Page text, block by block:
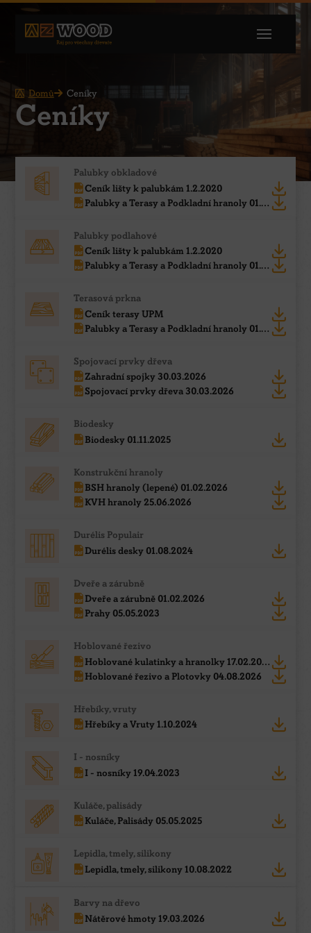
Domů Ceníky
Ceníky
Palubky obkladové
Ceník lišty k palubkám 1.2.2020
Palubky a Terasy a Podkladní hranoly 01.05.2026
Palubky podlahové
Ceník lišty k palubkám 1.2.2020
Palubky a Terasy a Podkladní hranoly 01.05.2026
Terasová prkna
Ceník terasy UPM
Palubky a Terasy a Podkladní hranoly 01.05.2026
Spojovací prvky dřeva
Zahradní spojky 30.03.2026
Spojovací prvky dřeva 30.03.2026
Biodesky
Biodesky 01.11.2025
Konstrukční hranoly
BSH hranoly (lepené) 01.02.2026
KVH hranoly 25.06.2026
Durélis Populair
Durélis desky 01.08.2024
Dveře a zárubně
Dveře a zárubně 01.02.2026
Prahy 05.05.2023
Hoblované řezivo
Hoblované kulatinky a hranolky 17.02.2023
Hoblované řezivo a Plotovky 04.08.2026
Hřebíky, vruty
Hřebíky a Vruty 1.10.2024
I - nosníky
I - nosníky 19.04.2023
Kuláče, palisády
Kuláče, Palisády 05.05.2025
Lepidla, tmely, silikony
Lepidla, tmely, silikony 10.08.2022
Barvy na dřevo
Nátěrové hmoty 19.03.2026